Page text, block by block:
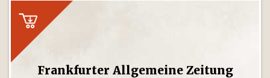
Frankfurter Allgemeine Zeitung